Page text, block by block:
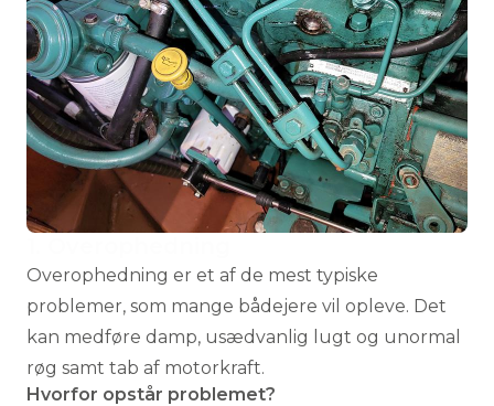
Overophedning er et af de mest typiske
problemer, som mange bådejere vil opleve. Det
kan medføre damp, usædvanlig lugt og unormal
røg samt tab af motorkraft.
Hvorfor opstår problemet?